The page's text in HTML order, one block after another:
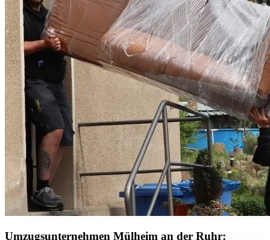
Umzugsunternehmen Mülheim an der Ruhr: